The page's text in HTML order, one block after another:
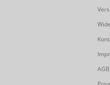
AGB